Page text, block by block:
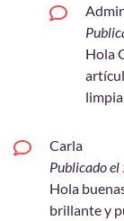
Hola
Carla
Publicado el
Hola
brillante y